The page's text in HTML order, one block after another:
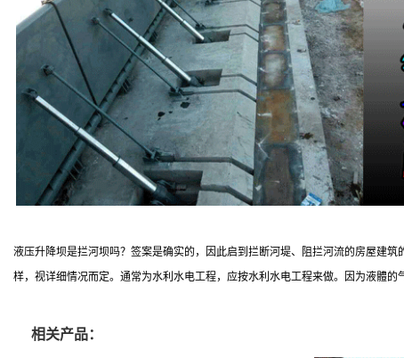
液压升降坝是拦河坝吗？签案是确实的，因此启到拦断河堤、阻拦河流的房屋建
样，视详细情况而定。通常为水利水电工程，应按水利水电工程来做。因为液體
相关产品：